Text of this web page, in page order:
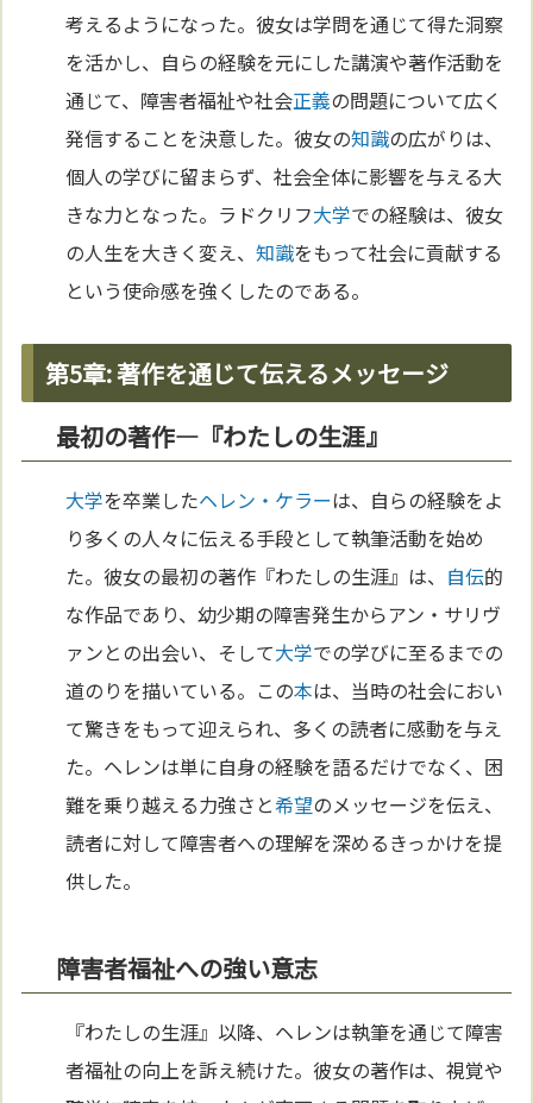
考えるようになった。彼女は学問を通じて得た洞察
を活かし、自らの経験を元にした講演や著作活動を
通じて、障害者福祉や社会正義の問題について広く
発信することを決意した。彼女の知識の広がりは、
個人の学びに留まらず、社会全体に影響を与える大
きな力となった。ラドクリフ大学での経験は、彼女
の人生を大きく変え、知識をもって社会に貢献する
という使命感を強くしたのである。
第5章: 著作を通じて伝えるメッセージ
最初の著作—『わたしの生涯』
大学を卒業したヘレン・ケラーは、自らの経験をよ
り多くの人々に伝える手段として執筆活動を始め
た。彼女の最初の著作『わたしの生涯』は、 自伝的
な作品であり、幼少期の障害発生からアン・サリヴ
ァンとの出会い、そして大学での学びに至るまでの
道のりを描いている。この本は、当時の社会におい
て驚きをもって迎えられ、多くの読者に感動を与え
た。ヘレンは単に自身の経験を語るだけでなく、困
難を乗り越える力強さと希望のメッセージを伝え、
読者に対して障害者への理解を深めるきっかけを提
供した。
障害者福祉への強い意志
『わたしの生涯』以降、ヘレンは執筆を通じて障害
者福祉の向上を訴え続けた。彼女の著作は、視覚や